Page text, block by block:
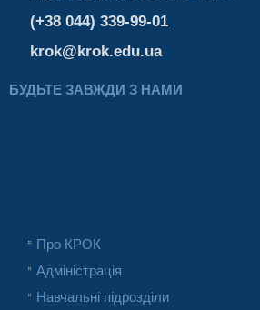
(+38 044) 339-99-01
krok@krok.edu.ua
БУДЬТЕ ЗАВЖДИ З НАМИ
Про КРОК
Адміністрація
Навчальні підрозділи